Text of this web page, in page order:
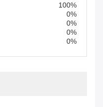
100%
0%
0%
0%
0%